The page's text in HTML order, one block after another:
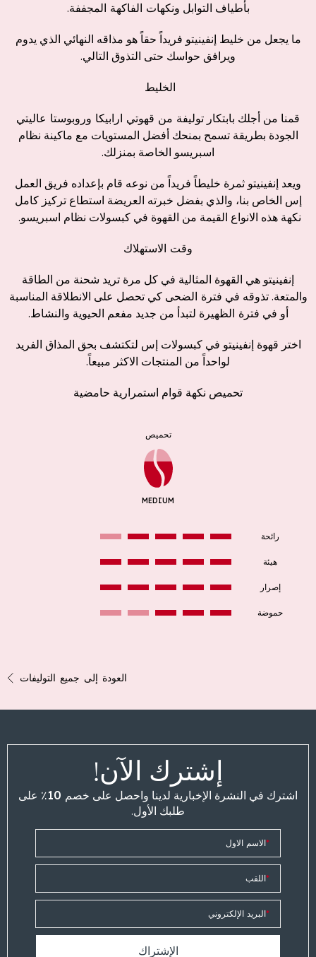
بأطياف التوابل ونكهات الفاكهة المجففة.
ما يجعل من خليط إنفينيتو فريداً حقاً هو مذاقه النهائي الذي يدوم
ويرافق حواسك حتى التذوق التالي.
الخليط
قمنا من أجلك بابتكار توليفة من قهوتي ارابيكا وروبوستا عاليتي
الجودة بطريقة تسمح بمنحك أفضل المستويات مع ماكينة نظام
اسبريسو الخاصة بمنزلك.
ويعد إنفينيتو ثمرة خليطاً فريداً من نوعه قام بإعداده فريق العمل
إس الخاص بنا، والذي بفضل خبرته العريضة استطاع تركيز كامل
نكهة هذه الانواع القيمة من القهوة في كبسولات نظام اسبريسو.
وقت الاستهلاك
إنفينيتو هي القهوة المثالية في كل مرة تريد شحنة من الطاقة
والمتعة. تذوقه في فترة الضحى كي تحصل على الانطلاقة المناسبة
أو في فترة الظهيرة لتبدأ من جديد مفعم الحيوية والنشاط.
اختر قهوة إنفينيتو في كبسولات إس لتكتشف بحق المذاق الفريد
لواحداً من المنتجات الاكثر مبيعاً.
تحميص نكهة قوام استمرارية حامضية
تحميص
MEDIUM
رائحة
هيئة
إصرار
حموضة
العودة إلى جميع التوليفات
إشترك الآن!
اشترك في النشرة الإخبارية لدينا واحصل على خصم 10٪
على
طلبك الأول.
الاسم الاول*
اللقب*
البريد الإلكتروني*